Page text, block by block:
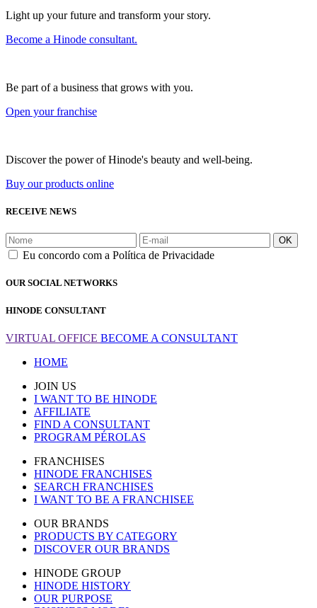
Light up your future and transform your story.
Become a Hinode consultant.
Be part of a business that grows with you.
Open your franchise
Discover the power of Hinode's beauty and well-being.
Buy our products online
RECEIVE NEWS
OK
Eu concordo com a Política de Privacidade
OUR SOCIAL NETWORKS
HINODE CONSULTANT
VIRTUAL OFFICE BECOME A CONSULTANT
HOME
JOIN US
I WANT TO BE HINODE
AFFILIATE
FIND A CONSULTANT
PROGRAM PÉROLAS
FRANCHISES
HINODE FRANCHISES
SEARCH FRANCHISES
I WANT TO BE A FRANCHISEE
OUR BRANDS
PRODUCTS BY CATEGORY
DISCOVER OUR BRANDS
HINODE GROUP
HINODE HISTORY
OUR PURPOSE